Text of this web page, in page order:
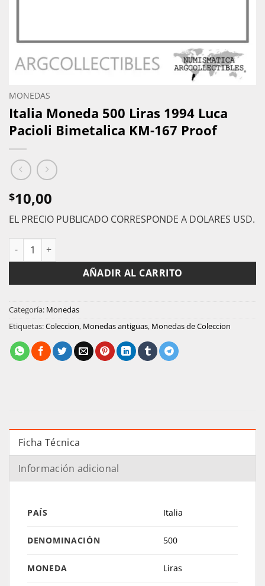
MONEDAS
Italia Moneda 500 Liras 1994 Luca
Pacioli Bimetalica KM-167 Proof
$10,00
EL PRECIO PUBLICADO CORRESPONDE A DOLARES USD.
AÑADIR AL CARRITO
Categoría: Monedas
Etiquetas:Coleccion, Monedas antiguas, Monedas de Coleccion
Ficha Técnica
Información adicional
PAÍS Italia
DENOMINACIÓN 500
MONEDA Liras